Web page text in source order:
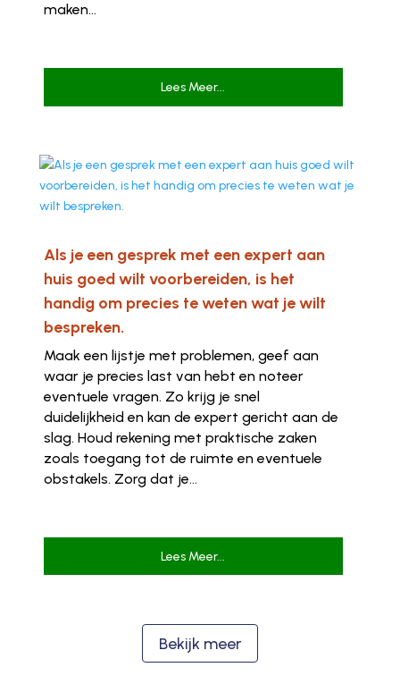
maken...
Lees Meer...
Als je een gesprek met een expert aan
huis goed wilt voorbereiden, is het
handig om precies te weten wat je wilt
bespreken.
Maak een lijstje met problemen, geef aan
waar je precies last van hebt en noteer
eventuele vragen. Zo krijg je snel
duidelijkheid en kan de expert gericht aan de
slag. Houd rekening met praktische zaken
zoals toegang tot de ruimte en eventuele
obstakels. Zorg dat je...
Lees Meer...
Bekijk meer